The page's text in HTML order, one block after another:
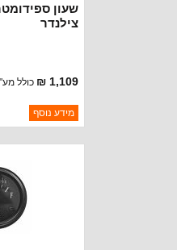
צילנדר
1,109 ₪ כולל
ברקוד: 17206.01
יצרן:OMIX-ADA
מידע נוסף